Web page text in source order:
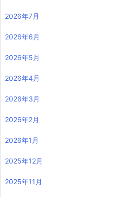
2026年7月
2026年6月
2026年5月
2026年4月
2026年3月
2026年2月
2026年1月
2025年12月
2025年11月